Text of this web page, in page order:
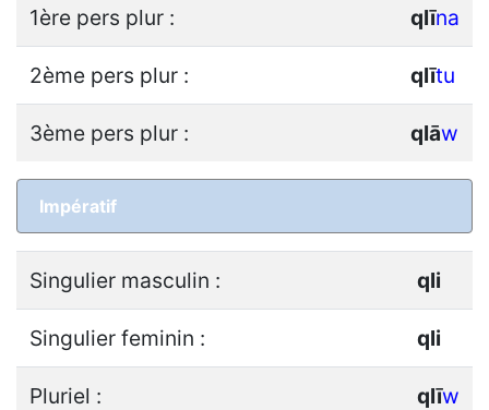
1ère pers plur : qlīna
2ème pers plur : qlītu
3ème pers plur : qlāw
Impératif
Singulier masculin : qli
Singulier feminin : qli
Pluriel : qlīw